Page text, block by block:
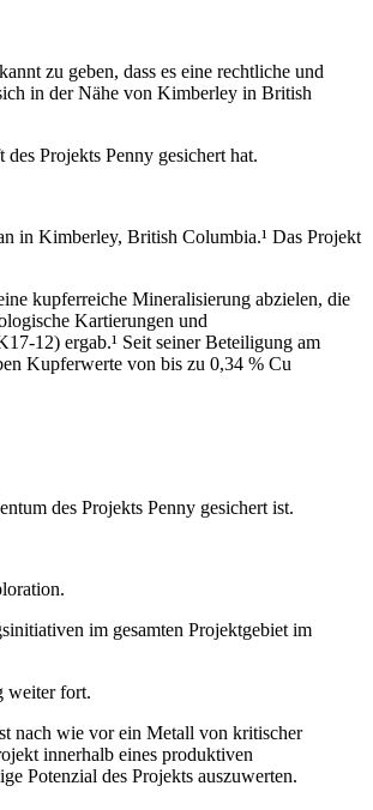
zu geben, dass es eine rechtliche und
in der Nähe von Kimberley in British
Projekts Penny gesichert hat.
in Kimberley, British Columbia.¹ Das Projekt
kupferreiche Mineralisierung abzielen, die
Kartierungen und
12) ergab.¹ Seit seiner Beteiligung am
Kupferwerte von bis zu 0,34 % Cu
des Projekts Penny gesichert ist.
im gesamten Projektgebiet im
weiter fort.
nach wie vor ein Metall von kritischer
innerhalb eines produktiven
Potenzial des Projekts auszuwerten.